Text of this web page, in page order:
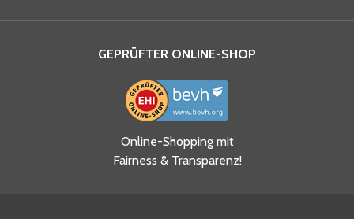
Ja, ich habe die
Datenschutzhinweise gelesen
und akzeptiere diese.
GEPRÜFTER ONLINE-SHOP
Online-Shopping mit
Fairness & Transparenz!